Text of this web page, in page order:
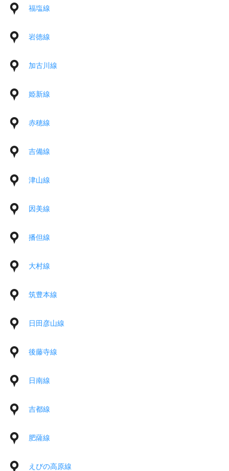
福塩線
岩徳線
加古川線
姫新線
赤穂線
吉備線
津山線
因美線
播但線
大村線
筑豊本線
日田彦山線
後藤寺線
日南線
吉都線
肥薩線
えびの高原線